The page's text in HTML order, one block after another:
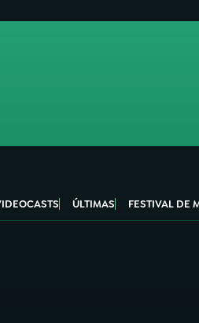
ÚLTIMAS FESTIVAL DE